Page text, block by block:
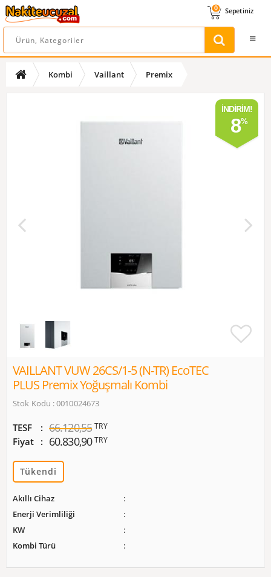
0 Sepetiniz
Kombi Vaillant Premix
VAILLANT VUW 26CS/1-5 (N-TR) EcoTEC
PLUS Premix Yoğuşmalı Kombi
Stok Kodu : 0010024673
TESF 66.120,55 TRY
Fiyat 60.830,90 TRY
Tükendi
Akıllı Cihaz
Enerji Verimliliği
KW
Kombi Türü
İNDIRIM!
8